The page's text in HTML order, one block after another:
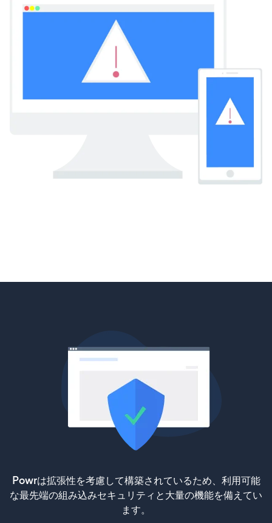
Powrは拡張性を考慮して構築されているため、利用可能
な最先端の組み込みセキュリティと大量の機能を備えてい
ます。